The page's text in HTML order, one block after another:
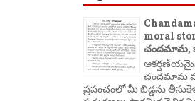
moral
చందమామ,
చందమామ
ప్రపంచంలో మీ బిడ్డను